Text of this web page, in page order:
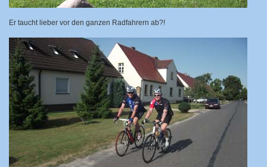
Er taucht lieber vor den ganzen Radfahrern ab?!